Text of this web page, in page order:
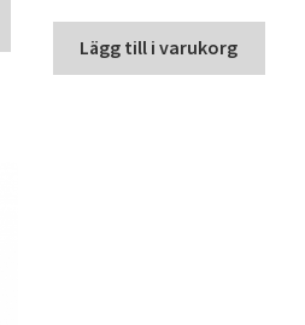
Lägg till i varukorg